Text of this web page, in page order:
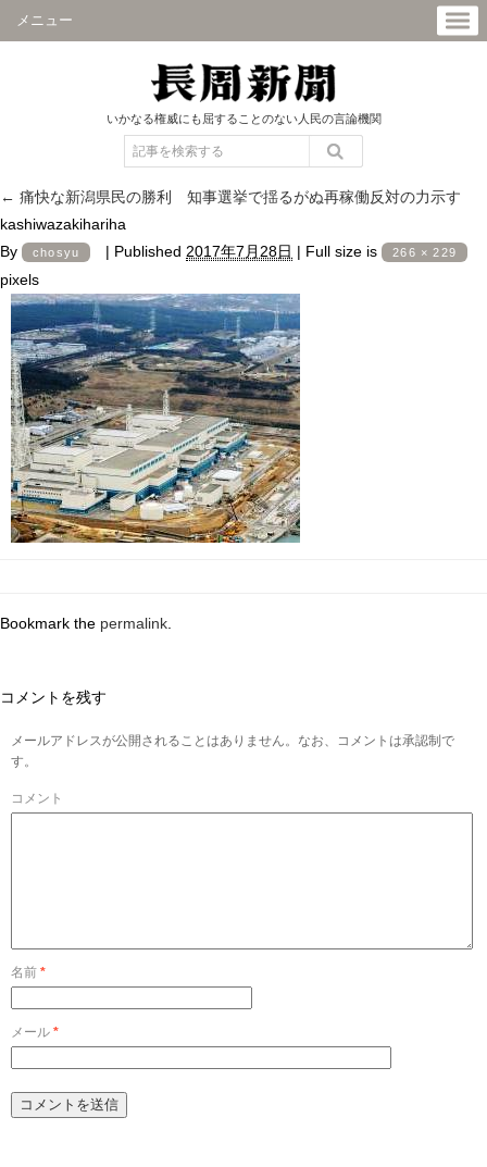
メニュー
いかなる権威にも屈することのない人民の言論機関
← 痛快な新潟県民の勝利 知事選挙で揺るがぬ再稼働反対の力示す
kashiwazakihariha
By
chosyu | Published 2017年7月28日 | Full size is 266 × 229
pixels
Bookmark the permalink
コメントを残す
メールアドレスが公開されることはありません。なお、コメントは承認制で
す。
コメント
名前 *
メール *